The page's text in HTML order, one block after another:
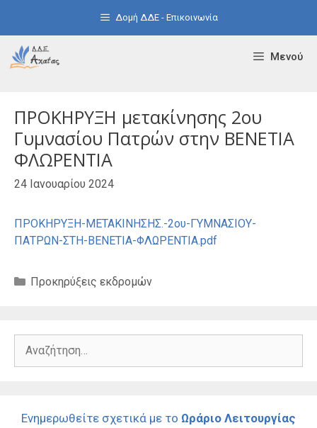
Δομή ΔΔΕ - Επικοινωνία
Μενού
ΠΡΟΚΗΡΥΞΗ μετακίνησης 2ου
Γυμνασίου Πατρών στην ΒΕΝΕΤΙΑ
ΦΛΩΡΕΝΤΙΑ
24 Ιανουαρίου 2024
ΠΡΟΚΗΡΥΞΗ-ΜΕΤΑΚΙΝΗΣΗΣ.-2ου-ΓΥΜΝΑΣΙΟΥ-
ΠΑΤΡΩΝ-ΣΤΗ-ΒΕΝΕΤΙΑ-ΦΛΩΡΕΝΤΙΑ.pdf
Κατηγορίες
Προκηρύξεις εκδρομών
Αναζήτηση
Ενημερωθείτε σχετικά με το Ωράριο Λειτουργίας